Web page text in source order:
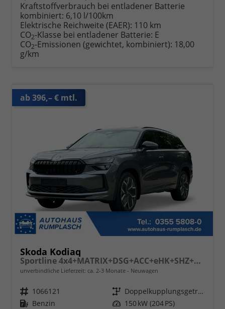
Kraftstoffverbrauch bei entladener Batterie
kombiniert: 6,10 l/100km
Elektrische Reichweite (EAER): 110 km
CO2-Klasse bei entladener Batterie: E
CO2-Emissionen (gewichtet, kombiniert): 18,00
g/km
ab 396,– € mtl.
Skoda Kodiaq
Sportline 4x4+MATRIX+DSG+ACC+eHK+SHZ+KAMERA+19" ALU
unverbindliche Lieferzeit: ca. 2-3 Monate Neuwagen
Fahrzeugnr. 1066121 Getriebe
Doppelkupplungsgetriebe (DSG)
Kraftstoff Benzin Leistung 150 kW (204 PS)